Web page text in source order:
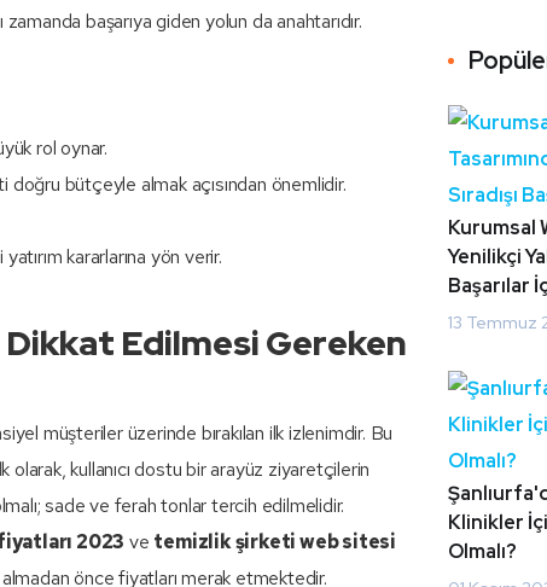
başarıya giden yolun da anahtarıdır.
rol oynar.
bütçeyle almak açısından önemlidir.
kararlarına yön verir.
Dikkat Edilmesi Gereken
müşteriler üzerinde bırakılan ilk izlenimdir. Bu
kullanıcı dostu bir arayüz ziyaretçilerin
sade ve ferah tonlar tercih edilmelidir.
2023 ve temizlik şirketi web sitesi
almadan önce fiyatları merak etmektedir.
Kurumsal
Yenilikçi
Başarılar
13 Temmuz
Klinikler
Olmalı?